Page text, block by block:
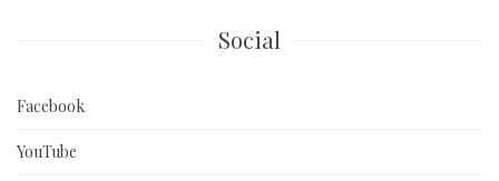
Social
Facebook
YouTube